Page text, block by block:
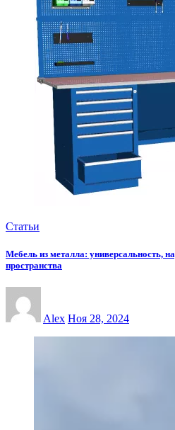
Статьи
Мебель из металла: универсальность,
пространства
Alex Ноя 28, 2024